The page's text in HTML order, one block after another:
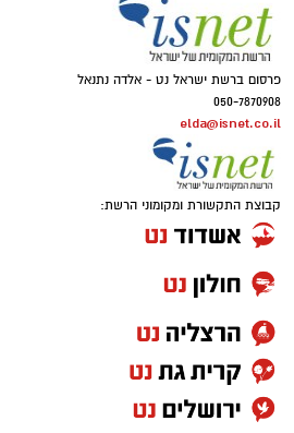
פרסום ברשת ישראל נט - אלדה נתנאל
050-7870908
elda@isnet.co.il
קבוצת התקשורת ומקומוני הרשת: